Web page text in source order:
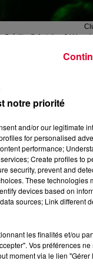
Crédit :@ Antoine J /
), association des
établissements de
31%des tarifs
leurs portes le 16
notre priorité
and/or our legitimate
for personalised
performance;
Create profiles to
security, prevent and
These technologies
devices based on
sources; Link different
les finalités et/ou
Vos préférences
moment via le lien